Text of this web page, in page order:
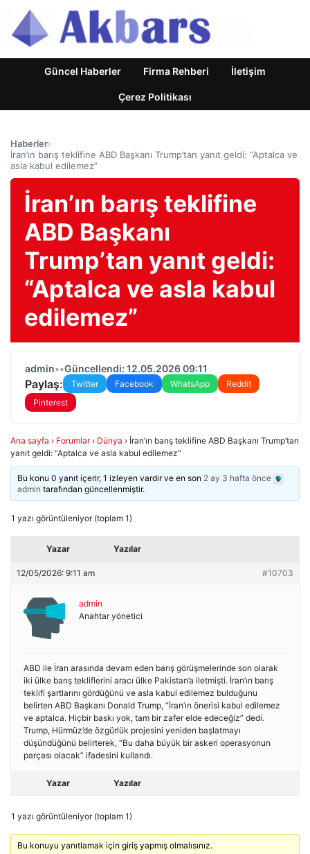
Güncel Haberler Firma Rehberi İletişim
Çerez Politikası
Haberler›
İran’ın barış teklifine ABD Başkanı Trump’tan yanıt geldi: “Aptalca ve
asla kabul edilemez”
İran’ın barış teklifine
ABD Başkanı
Trump’tan yanıt geldi:
“Aptalca ve asla kabul
edilemez”
admin••Güncellendi: 12.05.2026 09:11
Paylaş: Twitter Facebook WhatsApp
Reddit
Pinterest
Ana sayfa › Forumlar › Dünya › İran’ın barış teklifine ABD Başkanı Trump’tan
yanıt geldi: “Aptalca ve asla kabul edilemez”
Bu konu 0 yanıt içerir, 1 izleyen vardır ve en son 2 ay 3 hafta önce
admin tarafından güncellenmiştir.
1 yazı görüntüleniyor (toplam 1)
Yazar Yazılar
12/05/2026: 9:11 am #10703
admin
Anahtar yönetici
ABD ile İran arasında devam eden barış görüşmelerinde son olarak
iki ülke barış tekliflerini aracı ülke Pakistan’a iletmişti. İran’ın barış
teklifi şartlarını gördüğünü ve asla kabul edilemez bulduğunu
belirten ABD Başkanı Donald Trump, “İran’ın önerisi kabul edilemez
ve aptalca. Hiçbir baskı yok, tam bir zafer elde edeceğiz” dedi.
Trump, Hürmüz’de özgürlük projesini yeniden başlatmayı
düşündüğünü belirterek, “Bu daha büyük bir askeri operasyonun
parçası olacak” ifadesini kullandı.
Yazar Yazılar
1 yazı görüntüleniyor (toplam 1)
Bu konuyu yanıtlamak için giriş yapmış olmalısınız.